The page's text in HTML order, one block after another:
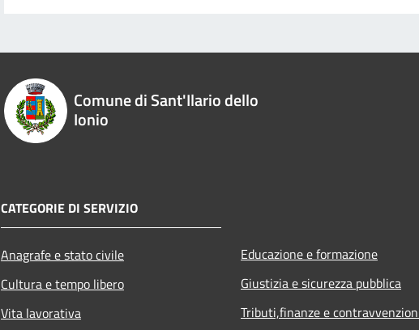
Comune di Sant'Ilario dello
Ionio
CATEGORIE DI SERVIZIO
Anagrafe e stato civile
Cultura e tempo libero
Vita lavorativa
Educazione e formazione
Giustizia e sicurezza pubblica
Tributi,finanze e